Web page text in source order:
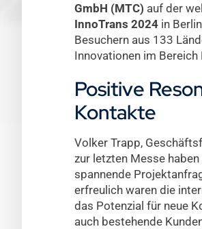
GmbH (MTC) auf der
InnoTrans 2024in
Besuchern aus 133
Innovationen im
Positive
Kontakte
Volker Trapp,
zur letzten Messe
spannende
erfreulich waren die
das Potenzial für neue
auch bestehende